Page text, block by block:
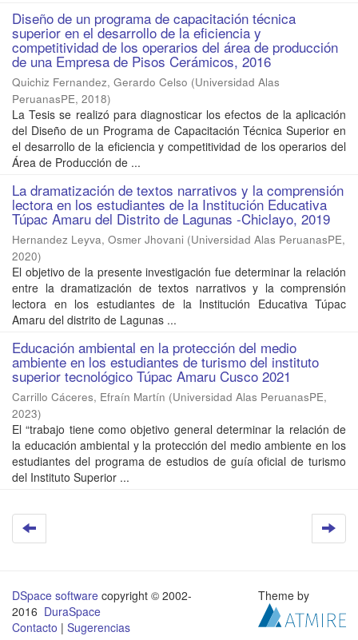
Diseño de un programa de capacitación técnica
superior en el desarrollo de la eficiencia y
competitividad de los operarios del área de producción
de una Empresa de Pisos Cerámicos, 2016
Quichiz Fernandez, Gerardo Celso (Universidad Alas
PeruanasPE, 2018)
La Tesis se realizó para diagnosticar los efectos de la aplicación
del Diseño de un Programa de Capacitación Técnica Superior en
el desarrollo de la eficiencia y competitividad de los operarios del
Área de Producción de ...
La dramatización de textos narrativos y la comprensión
lectora en los estudiantes de la Institución Educativa
Túpac Amaru del Distrito de Lagunas -Chiclayo, 2019
Hernandez Leyva, Osmer Jhovani (Universidad Alas PeruanasPE,
2020)
El objetivo de la presente investigación fue determinar la relación
entre la dramatización de textos narrativos y la comprensión
lectora en los estudiantes de la Institución Educativa Túpac
Amaru del distrito de Lagunas ...
Educación ambiental en la protección del medio
ambiente en los estudiantes de turismo del instituto
superior tecnológico Túpac Amaru Cusco 2021
Carrillo Cáceres, Efraín Martín (Universidad Alas PeruanasPE,
2023)
El “trabajo tiene como objetivo general determinar la relación de
la educación ambiental y la protección del medio ambiente en los
estudiantes del programa de estudios de guía oficial de turismo
del Instituto Superior ...
DSpace software copyright © 2002-
2016 DuraSpace
Contacto | Sugerencias
Theme by